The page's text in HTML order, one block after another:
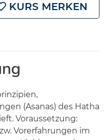
KURS MERKEN
(Asanas) des Hatha
Voraussetzung:
Vorerfahrungen im